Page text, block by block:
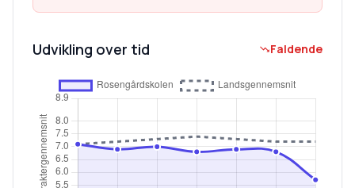
Udvikling over tid Faldende